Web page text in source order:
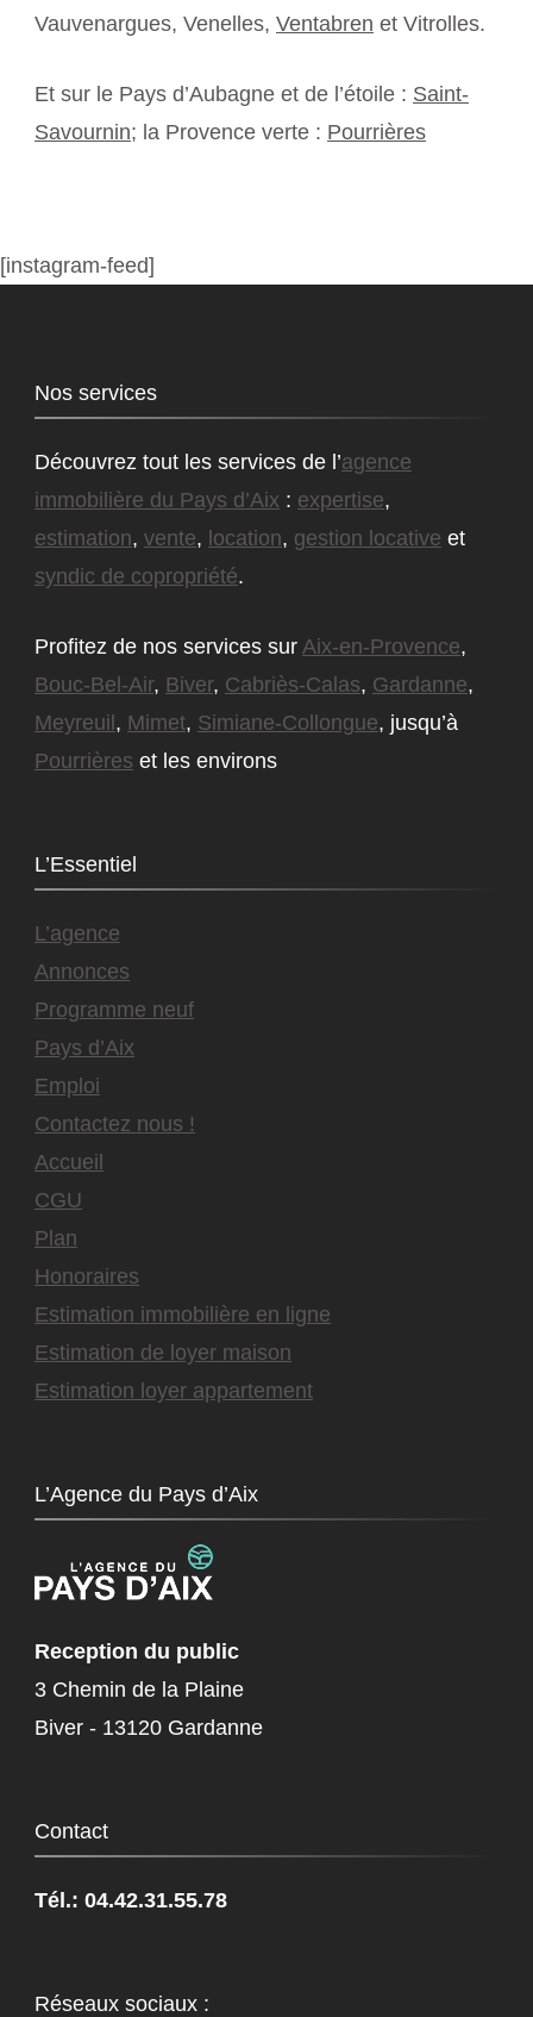
Vauvenargues, Venelles, Ventabren et Vitrolles.
Et sur le Pays d’Aubagne et de l’étoile : Saint-
Savournin; la Provence verte : Pourrières
[instagram-feed]
Nos services
Découvrez tout les services de l’agence
immobilière du Pays d’Aix : expertise,
estimation, vente, location, gestion locative et
syndic de copropriété.
Profitez de nos services sur Aix-en-Provence,
Bouc-Bel-Air, Biver, Cabriès-Calas, Gardanne,
Meyreuil, Mimet, Simiane-Collongue, jusqu’à
Pourrières et les environs
L’Essentiel
L’agence
Annonces
Programme neuf
Pays d’Aix
Emploi
Contactez nous !
Accueil
CGU
Plan
Honoraires
Estimation immobilière en ligne
Estimation de loyer maison
Estimation loyer appartement
L’Agence du Pays d’Aix
Reception du public
3 Chemin de la Plaine
Biver - 13120 Gardanne
Contact
Tél.: 04.42.31.55.78
Réseaux sociaux :